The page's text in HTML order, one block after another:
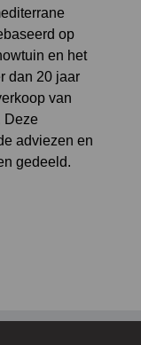
op
en het
dan 20 jaar
van
Deze
adviezen en
gedeeld.